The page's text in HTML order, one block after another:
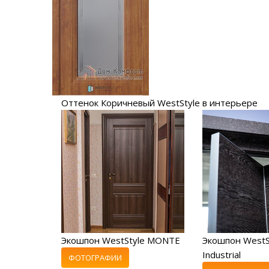
Оттенок Коричневый WestStyle в интерьере
Экошпон WestStyle MONTE
ФОТОГРАФИИ
Экошпон
Industrial